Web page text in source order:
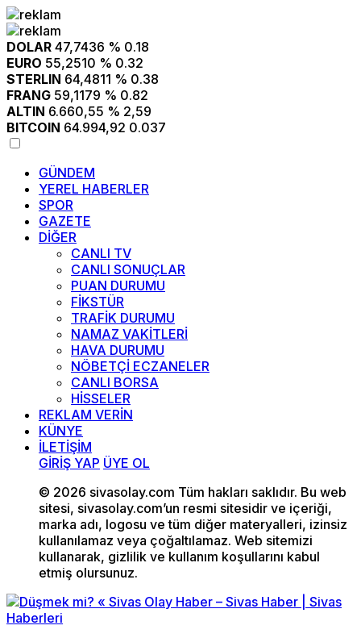
DOLAR 47,7436 % 0.18
EURO 55,2510 % 0.32
STERLIN 64,4811 % 0.38
FRANG 59,1179 % 0.82
ALTIN 6.660,55 % 2,59
BITCOIN 64.994,92 0.037
GÜNDEM
YEREL HABERLER
SPOR
GAZETE
DİĞER
CANLI TV
CANLI SONUÇLAR
PUAN DURUMU
FİKSTÜR
TRAFİK DURUMU
NAMAZ VAKİTLERİ
HAVA DURUMU
NÖBETÇİ ECZANELER
CANLI BORSA
HİSSELER
REKLAM VERİN
KÜNYE
İLETİŞİM
GİRİŞ YAP ÜYE OL
© 2026 sivasolay.com Tüm hakları saklıdır. Bu web
sitesi, sivasolay.com’un resmi sitesidir ve içeriği,
marka adı, logosu ve tüm diğer materyalleri, izinsiz
kullanılamaz veya çoğaltılamaz. Web sitemizi
kullanarak, gizlilik ve kullanım koşullarını kabul
etmiş olursunuz.